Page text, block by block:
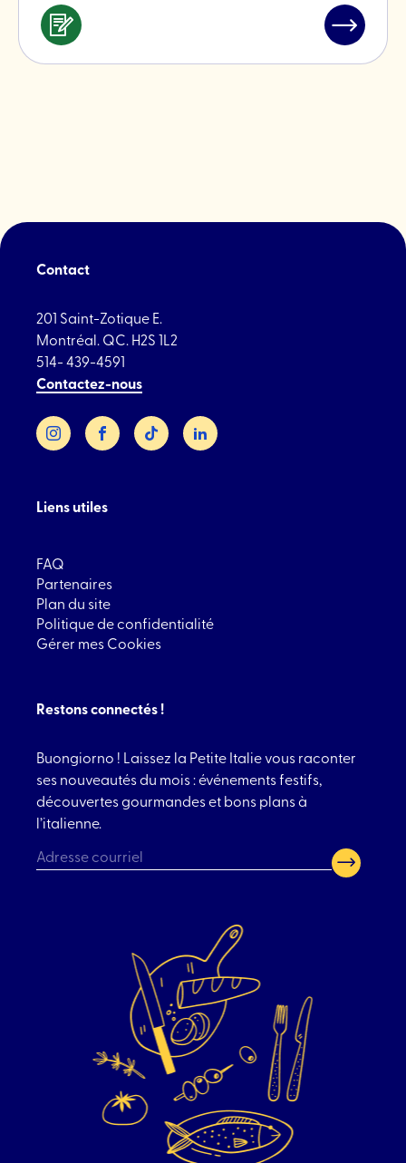
Services
Lire
l'article
Contact
201 Saint-Zotique E.
Montréal. QC. H2S 1L2
514- 439-4591
Contactez-nous
InstagramFacebookTikTok LinkedIn
Liens utiles
FAQ
Partenaires
Plan du site
Politique de confidentialité
Gérer mes Cookies
Restons connectés !
Buongiorno ! Laissez la Petite Italie vous raconter
ses nouveautés du mois : événements festifs,
découvertes gourmandes et bons plans à
l’italienne.